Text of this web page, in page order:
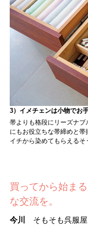
3）イメチェンは小物でお
帯よりも格段にリーズナ
にもお役立ちな帯締めと
イチから染めてもらえるそ
買ってから始ま
な交流を。
今川
そもそも呉服屋